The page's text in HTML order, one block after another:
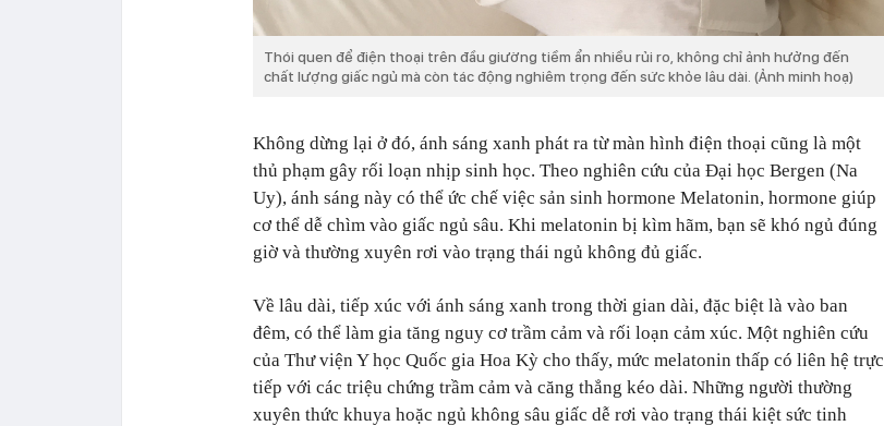
Thói quen để điện thoại trên đầu giường tiềm ẩn nhiều rủi ro, không chỉ ảnh hưởng đến
chất lượng giấc ngủ mà còn tác động nghiêm trọng đến sức khỏe lâu dài. (Ảnh minh hoạ)
Không dừng lại ở đó, ánh sáng xanh phát ra từ màn hình điện thoại cũng là một
thủ phạm gây rối loạn nhịp sinh học. Theo nghiên cứu của Đại học Bergen (Na
Uy), ánh sáng này có thể ức chế việc sản sinh hormone Melatonin, hormone giúp
cơ thể dễ chìm vào giấc ngủ sâu. Khi melatonin bị kìm hãm, bạn sẽ khó ngủ đúng
giờ và thường xuyên rơi vào trạng thái ngủ không đủ giấc.
Về lâu dài, tiếp xúc với ánh sáng xanh trong thời gian dài, đặc biệt là vào ban
đêm, có thể làm gia tăng nguy cơ trầm cảm và rối loạn cảm xúc. Một nghiên cứu
của Thư viện Y học Quốc gia Hoa Kỳ cho thấy, mức melatonin thấp có liên hệ trực
tiếp với các triệu chứng trầm cảm và căng thẳng kéo dài. Những người thường
xuyên thức khuya hoặc ngủ không sâu giấc dễ rơi vào trạng thái kiệt sức tinh